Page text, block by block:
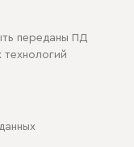
переданы ПД
технологий